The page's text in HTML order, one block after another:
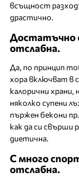
всъщност
драстично.
Достатъчно
отслабна.
Да, по принцип
хора включват в
калорични храни,
няколко супени
пържен бекони
как да си свърши
диетична.
С много
отслабна.